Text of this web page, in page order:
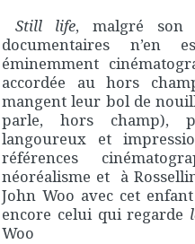
Still life, malgré son
documentaires
éminemment
accordée au hors
mangent leur bol de
parle, hors champ),
langoureux et
références
néoréalisme et à
John Woo avec cet
encore celui qui regarde
Woo